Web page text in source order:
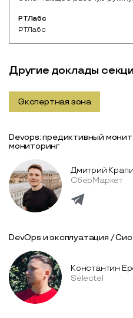
РТЛабс
РТЛабс
Другие доклады
Экспертная зона
Devops: предиктивный
мониторинг
Дмитрий
СберМаркет
DevOps и эксплуатация /
Константин
Selectel